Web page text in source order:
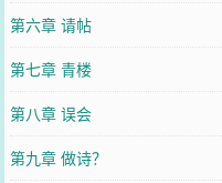
第六章 请帖
第七章 青楼
第八章 误会
第九章 做诗？